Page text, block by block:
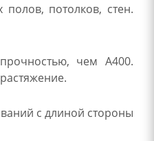
потолков, стен.
чем А400.
с длиной стороны